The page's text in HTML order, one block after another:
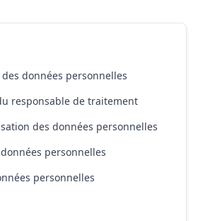
données personnelles
responsable de traitement
des données personnelles
personnelles
personnelles